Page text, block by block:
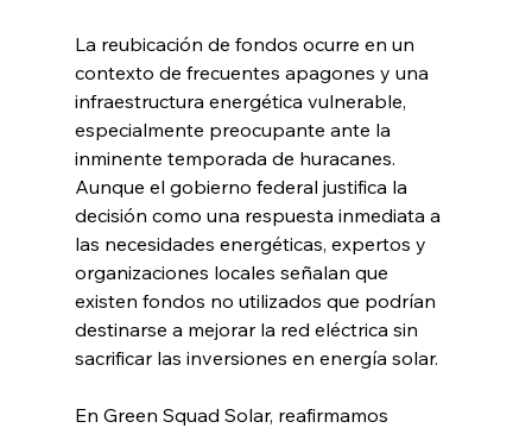
La reubicación de fondos ocurre en un
contexto de frecuentes apagones y una
infraestructura energética vulnerable,
especialmente preocupante ante la
inminente temporada de huracanes.
Aunque el gobierno federal justifica la
decisión como una respuesta inmediata a
las necesidades energéticas, expertos y
organizaciones locales señalan que
existen fondos no utilizados que podrían
destinarse a mejorar la red eléctrica sin
sacrificar las inversiones en energía solar.
En Green Squad Solar, reafirmamos